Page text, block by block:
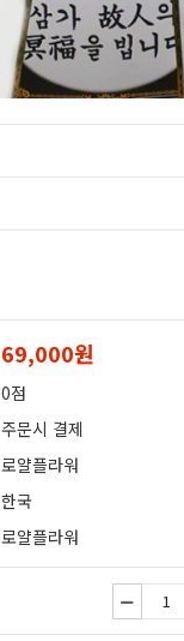
69,000원
0점
주문시 결제
로얄플라워
한국
로얄플라워